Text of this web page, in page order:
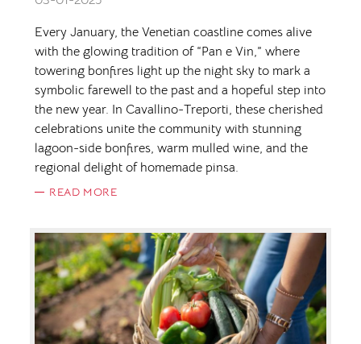
Every January, the Venetian coastline comes alive
with the glowing tradition of “Pan e Vin,” where
towering bonfires light up the night sky to mark a
symbolic farewell to the past and a hopeful step into
the new year. In Cavallino-Treporti, these cherished
celebrations unite the community with stunning
lagoon-side bonfires, warm mulled wine, and the
regional delight of homemade pinsa.
READ MORE